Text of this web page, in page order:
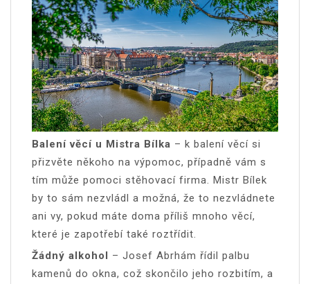
Balení věcí u Mistra Bílka – k balení věcí si
přizvěte někoho na výpomoc, případně vám s
tím může pomoci stěhovací firma. Mistr Bílek
by to sám nezvládl a možná, že to nezvládnete
ani vy, pokud máte doma příliš mnoho věcí,
které je zapotřebí také roztřídit.
Žádný alkohol – Josef Abrhám řídil palbu
kamenů do okna, což skončilo jeho rozbitím, a